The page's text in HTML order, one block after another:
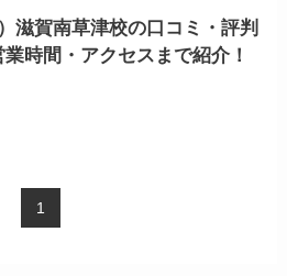
滋賀南草津校の口コミ・評判
業時間・アクセスまで紹介！
1